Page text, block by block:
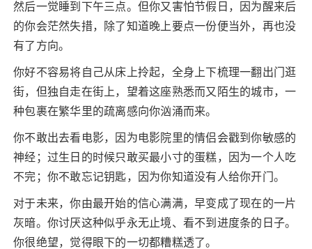
然后一觉睡到下午三点。但你又害怕节假日，因为醒来后
的你会茫然失措，除了知道晚上要点一份便当外，再也没
有了方向。
你好不容易将自己从床上拎起，全身上下梳理一翻出门逛
街，但独自走在街上，望着这座熟悉而又陌生的城市，一
种包裹在繁华里的疏离感向你汹涌而来。
你不敢出去看电影，因为电影院里的情侣会戳到你敏感的
神经；过生日的时候只敢买最小寸的蛋糕，因为一个人吃
不完；你不敢忘记钥匙，因为你知道没有人给你开门。
对于未来，你由最开始的信心满满，早变成了现在的一片
灰暗。你讨厌这种似乎永无止境、看不到进度条的日子。
你很绝望，觉得眼下的一切都糟糕透了。